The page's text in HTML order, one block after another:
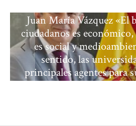
Juan María Vázquez «El
ciudadanos es
es social y
sentido, las
principales agentes para